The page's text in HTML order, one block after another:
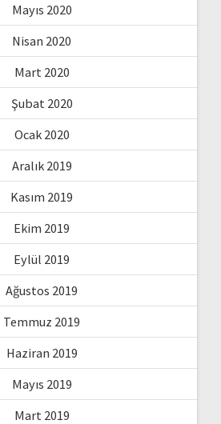
Mayıs 2020
Nisan 2020
Mart 2020
Şubat 2020
Ocak 2020
Aralık 2019
Kasım 2019
Ekim 2019
Eylül 2019
Ağustos 2019
Temmuz 2019
Haziran 2019
Mayıs 2019
Mart 2019